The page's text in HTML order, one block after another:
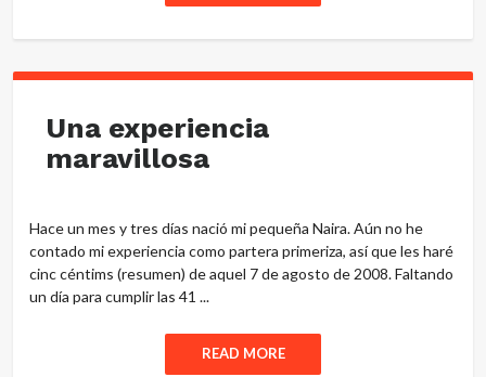
Una experiencia
maravillosa
Hace un mes y tres días nació mi pequeña Naira. Aún no he
contado mi experiencia como partera primeriza, así que les haré
cinc céntims (resumen) de aquel 7 de agosto de 2008. Faltando
un día para cumplir las 41 ...
READ MORE